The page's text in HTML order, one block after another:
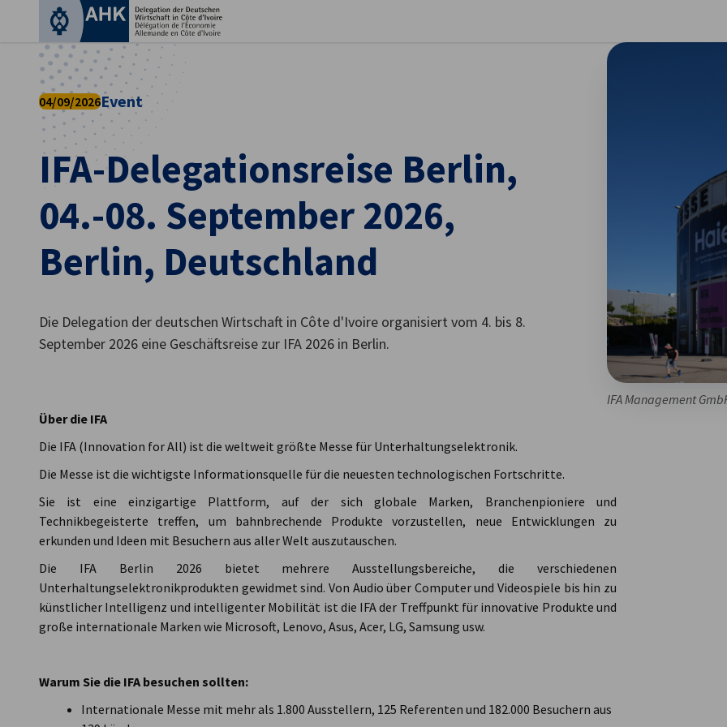
IFA-Delegationsreise Berlin,
04.-08. September 2026,
Berlin, Deutschland
04/09/2026Event
Die Delegation der deutschen Wirtschaft in Côte d'Ivoire organisiert vom 4. bis 8.
September 2026 eine Geschäftsreise zur IFA 2026 in Berlin.
IFA Management
Über die IFA
Die IFA (Innovation for All) ist die weltweit größte Messe für Unterhaltungselektronik.
Die Messe ist die wichtigste Informationsquelle für die neuesten technologischen Fortschritte.
Sie ist eine einzigartige Plattform, auf der sich globale Marken, Branchenpioniere und
Technikbegeisterte treffen, um bahnbrechende Produkte vorzustellen, neue Entwicklungen zu
erkunden und Ideen mit Besuchern aus aller Welt auszutauschen.
Die IFA Berlin 2026 bietet mehrere Ausstellungsbereiche, die verschiedenen
Unterhaltungselektronikprodukten gewidmet sind. Von Audio über Computer und Videospiele bis hin zu
künstlicher Intelligenz und intelligenter Mobilität ist die IFA der Treffpunkt für innovative Produkte und
große internationale Marken wie Microsoft, Lenovo, Asus, Acer, LG, Samsung usw.
Warum Sie die IFA besuchen sollten:
Internationale Messe mit mehr als 1.800 Ausstellern, 125 Referenten und 182.000 Besuchern aus